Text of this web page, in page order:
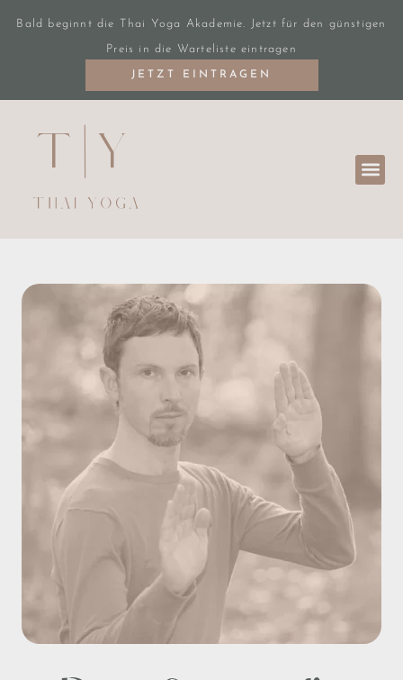
Bald beginnt die Thai Yoga Akademie. Jetzt für den günstigen
Preis in die Warteliste eintragen
JETZT EINTRAGEN